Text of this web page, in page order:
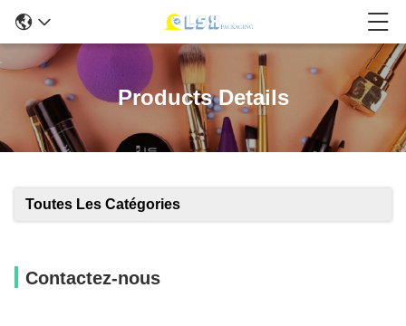
Products Details
Toutes Les Catégories
Contactez-nous